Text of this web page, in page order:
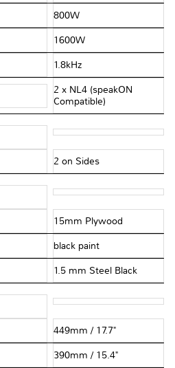
800W
1600W
1.8kHz
2 x NL4 (speakON
Compatible)
2 on Sides
15mm Plywood
black paint
1.5 mm Steel Black
449mm / 17.7"
390mm / 15.4"